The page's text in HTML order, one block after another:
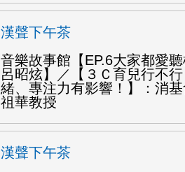
漢聲下午茶
音樂故事館【EP.6大家都愛
呂昭炫】／【３Ｃ育兒行不
緒、專注力有影響！】：消
祖華教授
漢聲下午茶